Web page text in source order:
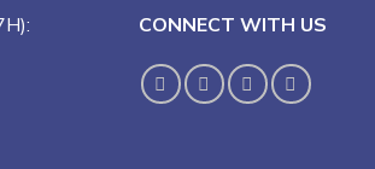
CONNECT WITH US